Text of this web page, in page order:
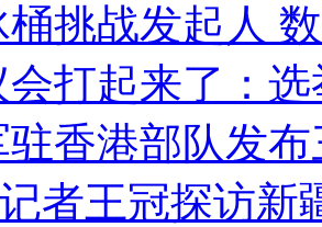
挑战发起人
打起来了：
香港部队发
者王冠探访新